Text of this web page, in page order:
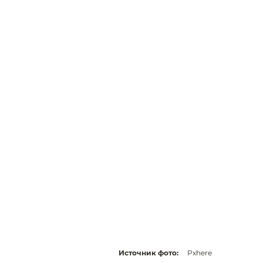
Источник фото: Pxhere